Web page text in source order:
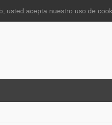
usted acepta nuestro uso de